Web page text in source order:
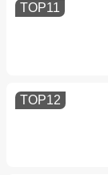
TOP11
TOP12